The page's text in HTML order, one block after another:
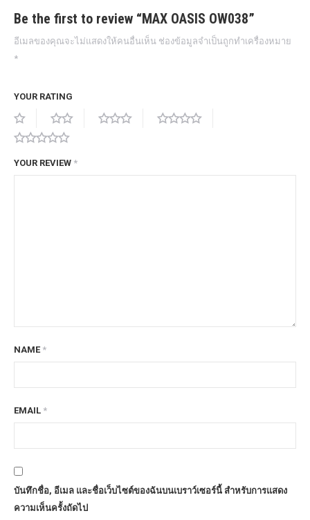
Be the first to review “MAX OASIS OW038”
อีเมลของคุณจะไม่แสดงให้คนอื่นเห็น ช่องข้อมูลจำเป็นถูกทำเครื่องหมาย
*
YOUR RATING
YOUR REVIEW *
NAME *
EMAIL *
บันทึกชื่อ, อีเมล และชื่อเว็บไซต์ของฉันบนเบราว์เซอร์นี้ สำหรับการแสดง
ความเห็นครั้งถัดไป